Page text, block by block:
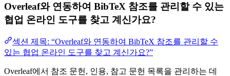
Overleaf와 연동하여 BibTeX 참조를 관리할 수 있는
협업 온라인 도구를 찾고 계신가요?
섹션 제목: “Overleaf와 연동하여 BibTeX 참조를 관리할 수
있는 협업 온라인 도구를 찾고 계신가요?”
Overleaf에서 참조 문헌, 인용, 참고 문헌 목록을 관리하는 데